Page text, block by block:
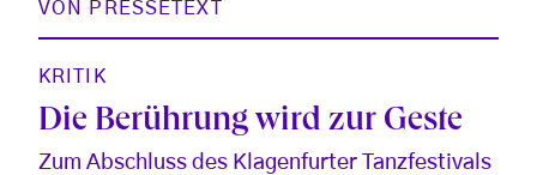
VON
PRESSETEXT
KRITIK
Die Berührung wird zur Geste
Zum Abschluss des Klagenfurter Tanzfestivals